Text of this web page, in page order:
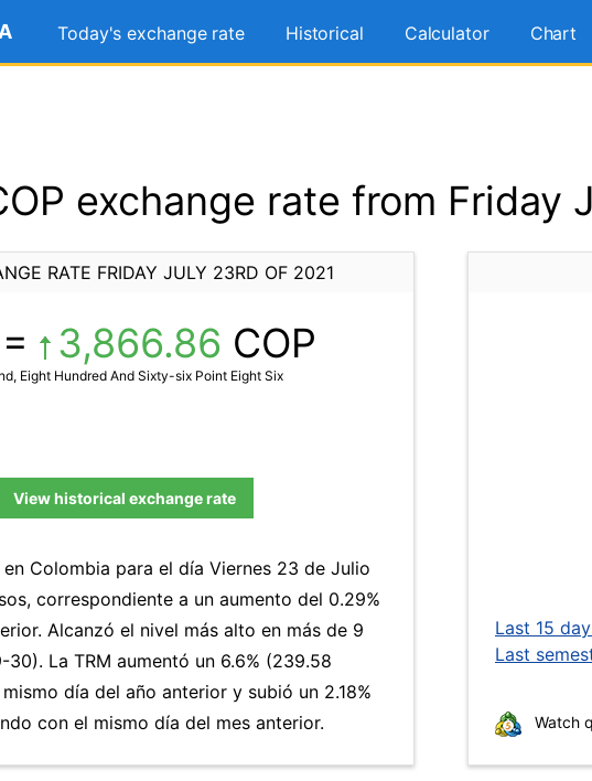
Today's exchange rate Historical Calculator Chart
exchange rate from Friday
RATE FRIDAY JULY 23RD OF 2021
3,866.86 COP
Eight Hundred And Sixty-six Point Eight Six
View historical exchange rate
Colombia para el día Viernes 23 de Julio
correspondiente a un aumento del 0.29%
Alcanzó el nivel más alto en más de 9
La TRM aumentó un 6.6% (239.58
día del año anterior y subió un 2.18%
con el mismo día del mes anterior.
Last 15
Last
Watch